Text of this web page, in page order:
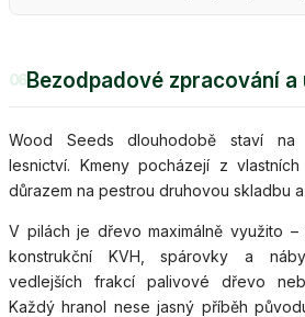
06Bezodpadové zpracování
Wood Seeds dlouhodobě staví na
lesnictví. Kmeny pocházejí z
důrazem na pestrou druhovou skladbu
V pilách je dřevo maximálně využito
konstrukční KVH, spárovky a
vedlejších frakcí palivové dřevo
Každý hranol nese jasný příběh